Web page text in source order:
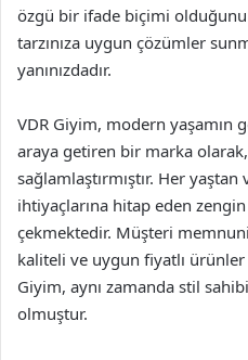
özgü bir ifade biçimi
tarzınıza uygun çözümler
yanınızdadır.
VDR Giyim, modern yaşamın
araya getiren bir marka
sağlamlaştırmıştır. Her
ihtiyaçlarına hitap eden
çekmektedir. Müşteri
kaliteli ve uygun fiyatlı ürünler
Giyim, aynı zamanda stil
olmuştur.